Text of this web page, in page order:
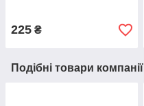
225 ₴
Подібні товари компанії